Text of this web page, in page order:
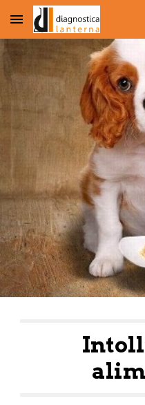
Skip to main content